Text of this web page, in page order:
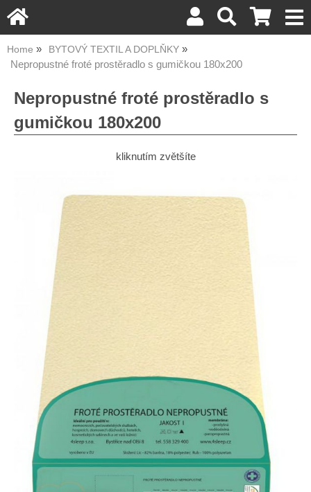
Home BYTOVÝ TEXTIL A DOPLŇKY
Nepropustné froté prostěradlo s gumičkou 180x200
Nepropustné froté prostěradlo s
gumičkou 180x200
kliknutím zvětšíte